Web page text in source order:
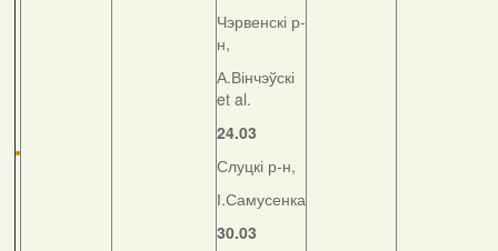
Чэрвенскі р-
н,
А.Вінчэўскі
et al.
24.03
Слуцкі р-н,
І.Самусенка
30.03